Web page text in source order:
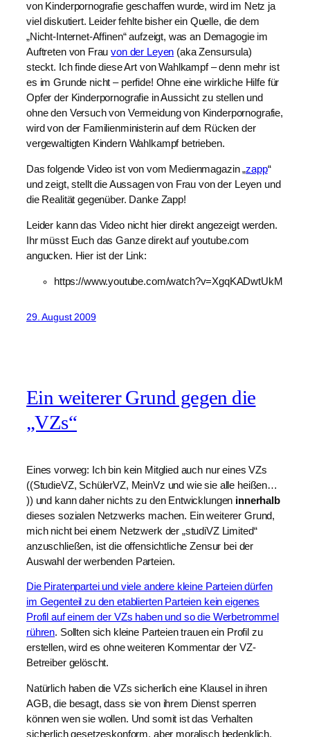
von Kinderpornografie geschaffen wurde, wird im Netz ja
viel diskutiert. Leider fehlte bisher ein Quelle, die dem
„Nicht-Internet-Affinen“ aufzeigt, was an Demagogie im
Auftreten von Frauvon der Leyen (aka Zensursula)
steckt. Ich finde diese Art von Wahlkampf – denn mehr ist
es im Grunde nicht – perfide! Ohne eine wirkliche Hilfe für
Opfer der Kinderpornografie in Aussicht zu stellen und
ohne den Versuch von Vermeidung von Kinderpornografie,
wird von der Familienministerin auf dem Rücken der
vergewaltigten Kindern Wahlkampf betrieben.
Das folgende Video ist von vom Medienmagazin „zapp“
und zeigt, stellt die Aussagen von Frau von der Leyen und
die Realität gegenüber. Danke Zapp!
Leider kann das Video nicht hier direkt angezeigt werden.
Ihr müsst Euch das Ganze direkt auf youtube.com
angucken. Hier ist der Link:
https://www.youtube.com/watch?v=XgqKADwtUkM
29. August 2009
Ein weiterer Grund gegen die
„VZs“
Eines vorweg: Ich bin kein Mitglied auch nur eines VZs
((StudieVZ, SchülerVZ, MeinVz und wie sie alle heißen…
)) und kann daher nichts zu den Entwicklungen innerhalb
dieses sozialen Netzwerks machen. Ein weiterer Grund,
mich nicht bei einem Netzwerk der „studiVZ Limited“
anzuschließen, ist die offensichtliche Zensur bei der
Auswahl der werbenden Parteien.
Die Piratenpartei und viele andere kleine Parteien dürfen
im Gegenteil zu den etablierten Parteien kein eigenes
Profil auf einem der VZs haben und so die Werbetrommel
rühren. Sollten sich kleine Parteien trauen ein Profil zu
erstellen, wird es ohne weiteren Kommentar der VZ-
Betreiber gelöscht.
Natürlich haben die VZs sicherlich eine Klausel in ihren
AGB, die besagt, dass sie von ihrem Dienst sperren
können wen sie wollen. Und somit ist das Verhalten
sicherlich gesetzeskonform, aber moralisch bedenklich.